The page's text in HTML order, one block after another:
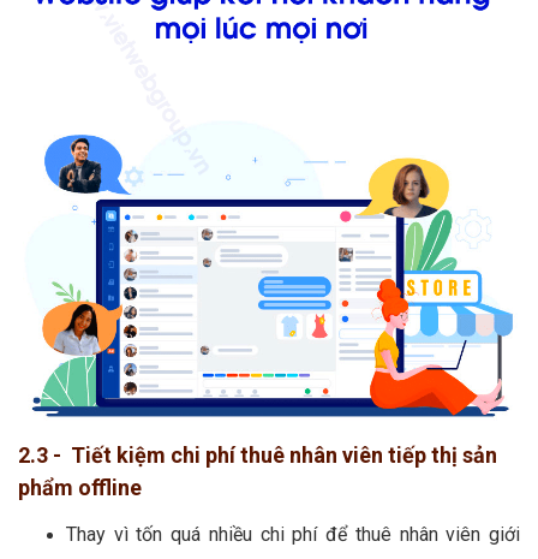
2.3 - Tiết kiệm chi phí thuê nhân viên tiếp thị sản
phẩm offline
Thay vì tốn quá nhiều chi phí để thuê nhân viên giới